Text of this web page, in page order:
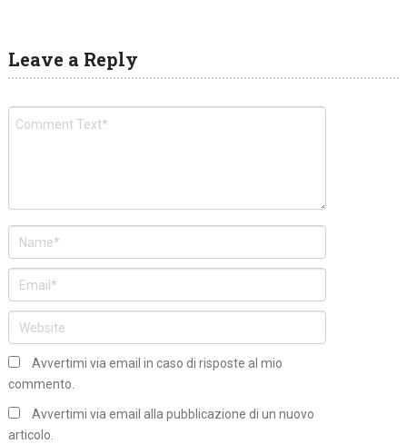
Leave a Reply
Avvertimi via email in caso di risposte al mio
commento.
Avvertimi via email alla pubblicazione di un nuovo
articolo.